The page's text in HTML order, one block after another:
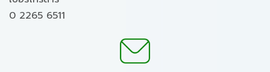
0 2265 6511